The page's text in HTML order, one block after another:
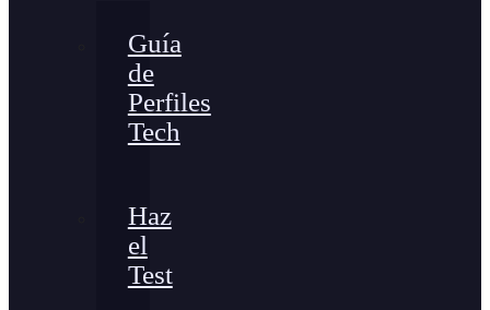
Guía
de
Perfiles
Tech
Haz
el
Test